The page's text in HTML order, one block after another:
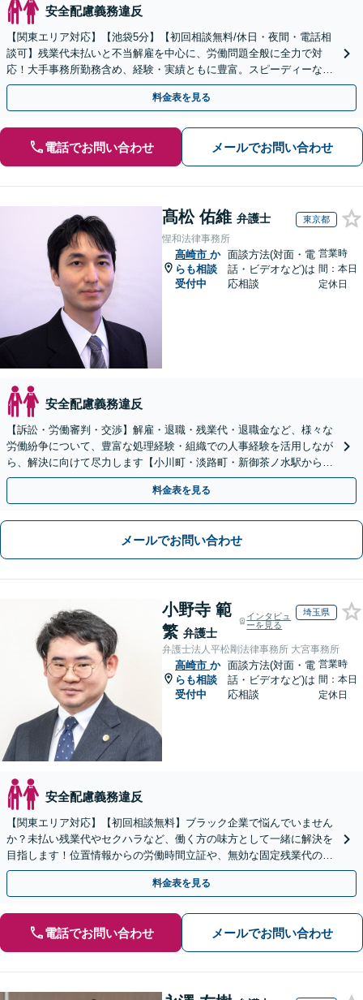
安全配慮義務違反
【関東エリア対応】【池袋5分】【初回相談無料/休日・夜間・電話相
談可】残業代未払いと不当解雇を中心に、労働問題全般に全力で対
応！大手事務所勤務含め、経験・実績ともに豊富。スピーディーな対
応が信条で、早期解決【弁護士は頼りになると言われたい】
料金表を見る
電話でお問い合わせ メールでお問い合わせ
髙松 佑維 弁護士 東京都
惺和法律事務所
高崎市 か
らも相談
受付中
面談方法(対面・電
話・ビデオなど)は
応相談
営業時
間：本日
定休日
安全配慮義務違反
【訴訟・労働審判・交渉】解雇・退職・残業代・退職金など、様々な
労働紛争について、豊富な処理経験・組織での人事経験を活用しなが
ら、解決に向けて尽力します【小川町・淡路町・新御茶ノ水駅から約
1分、御茶ノ水駅も利用可】
料金表を見る
メールでお問い合わせ
小野寺 範
繁 弁護士
インタビュ
ーを見る
埼玉県
弁護士法人平松剛法律事務所 大宮事務所
高崎市 か
らも相談
受付中
面談方法(対面・電
話・ビデオなど)は
応相談
営業時
間：本日
定休日
安全配慮義務違反
【関東エリア対応】【初回相談無料】ブラック企業で悩んでいません
か？未払い残業代やセクハラなど、働く方の味方として一緒に解決を
目指します！位置情報からの労働時間立証や、無効な固定残業代の調
査もお任せください。【夜間や休日相談可】
料金表を見る
電話でお問い合わせ メールでお問い合わせ